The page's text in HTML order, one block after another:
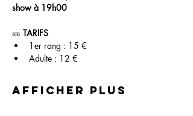
show à 19h00
🎫 TARIFS
1er rang : 15 €
Adulte : 12 €
Afficher plus